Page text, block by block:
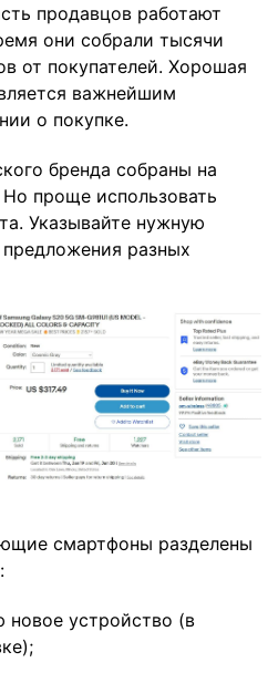
продавцов работают
они собрали тысячи
от покупателей. Хорошая
важнейшим
о покупке.
бренда собраны на
Но проще использовать
Указывайте нужную
разных
смартфоны разделены
устройство (в